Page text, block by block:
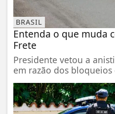
BRASIL
Entenda o que muda
Frete
Presidente vetou a
em razão dos